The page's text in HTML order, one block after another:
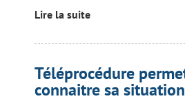
Lire la suite
Téléprocédure
connaitre sa